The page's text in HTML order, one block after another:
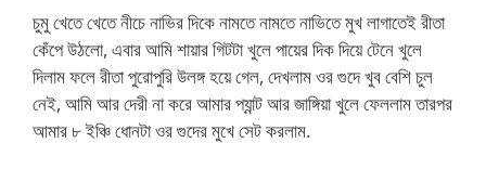
চুমু খেতে খেতে নীচে নাভির দিকে নামতে নামতে নাভিতে মুখ লাগাতেই রীতা
কেঁপে উঠলো, এবার আমি শায়ার গিটটা খুলে পায়ের দিক দিয়ে টেনে খুলে
দিলাম ফলে রীতা পুরোপুরি উলঙ্গ হয়ে গেল, দেখলাম ওর গুদে খুব বেশি চুল
নেই, আমি আর দেরী না করে আমার প্যান্ট আর জাঙ্গিয়া খুলে ফেললাম তারপর
আমার ৮ ইঞ্চি ধোনটা ওর গুদের মুখে সেট করলাম.